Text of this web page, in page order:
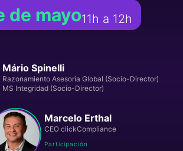
de mayo11h a 12h
Mário Spinelli
Razonamiento Asesoría Global (Socio-Director)
MS Integridad (Socio-Director)
Marcelo Erthal
CEO clickCompliance
Participación